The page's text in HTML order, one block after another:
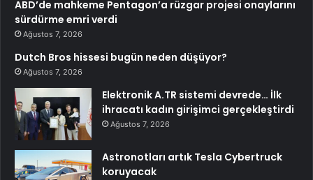
ABD’de mahkeme Pentagon’a rüzgar projesi onaylarını
sürdürme emri verdi
Ağustos 7, 2026
Dutch Bros hissesi bugün neden düşüyor?
Ağustos 7, 2026
Elektronik A.TR sistemi devrede… İlk
ihracatı kadın girişimci gerçekleştirdi
Ağustos 7, 2026
Astronotları artık Tesla Cybertruck
koruyacak